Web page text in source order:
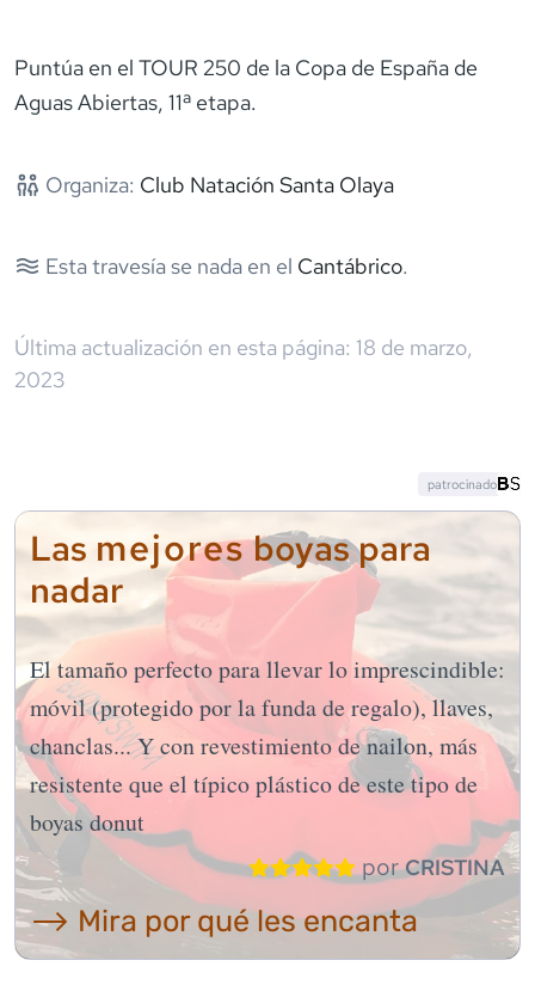
Puntúa en el TOUR 250 de la Copa de España de
Aguas Abiertas, 11ª etapa.
Organiza: Club Natación Santa Olaya
Esta travesía se nada en el Cantábrico.
Última actualización en esta página: 18 de marzo,
2023
Las mejoresboyas para
nadar
El tamaño perfecto para llevar lo imprescindible:
móvil (protegido por la funda de regalo), llaves,
chanclas... Y con revestimiento de nailon, más
resistente que el típico plástico de este tipo de
boyas donut
porCRISTINA
⟶ Mira por qué les encanta
patrocinado